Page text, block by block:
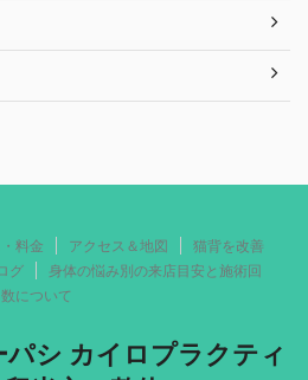
料金 アクセス＆地図
猫背を改善
グ
身体の悩み別の来店目安と施術回
数について
シ カイロプラクティ